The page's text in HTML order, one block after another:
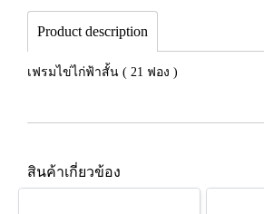
Product description
เฟรมไข่ไก่ฟ้าสั้น ( 21 ฟอง )
สินค้าเกี่ยวข้อง